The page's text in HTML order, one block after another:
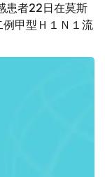
患者22日在莫斯
甲型Ｈ１Ｎ１流